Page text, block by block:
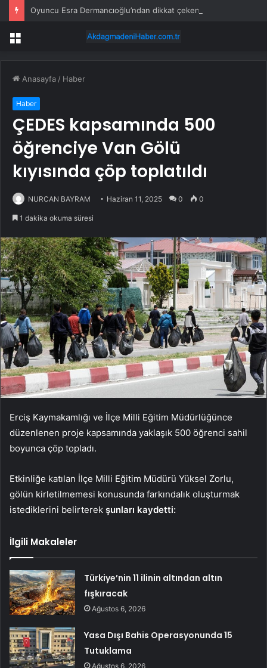
Menü
Anasayfa / Haber
Haber
ÇEDES kapsamında 500
öğrenciye Van Gölü
kıyısında çöp toplatıldı
NURCAN BAYRAM Haziran 11, 2025 0 0
1 dakika okuma süresi
Erciş Kaymakamlığı ve İlçe Milli Eğitim Müdürlüğünce
düzenlenen proje kapsamında yaklaşık 500 öğrenci sahil
boyunca çöp topladı.
Etkinliğe katılan İlçe Milli Eğitim Müdürü Yüksel Zorlu,
gölün kirletilmemesi konusunda farkındalık oluşturmak
istediklerini belirterek şunları kaydetti:
İlgili Makaleler
Türkiye’nin 11 ilinin altından altın
fışkıracak
Ağustos 6, 2026
Yasa Dışı Bahis Operasyonunda 15
Tutuklama
Ağustos 6, 2026